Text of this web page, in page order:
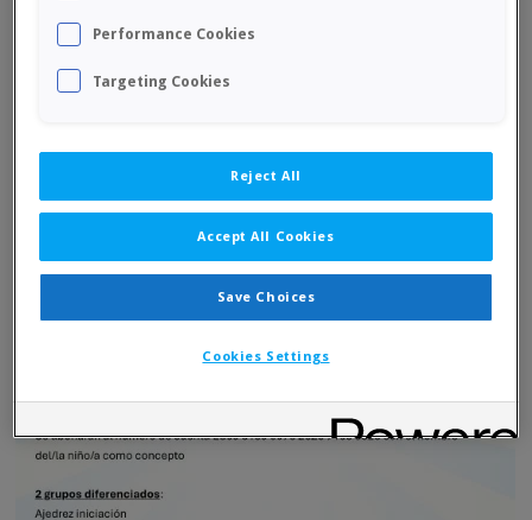
Performance Cookies
Targeting Cookies
Reject All
Accept All Cookies
Save Choices
Cookies Settings